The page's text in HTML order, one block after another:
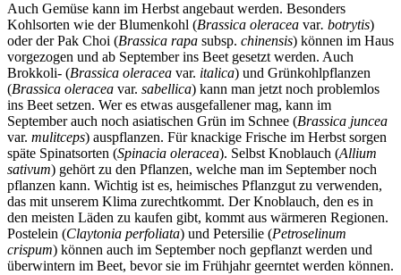
Auch Gemüse kann im Herbst angebaut werden. Besonders
Kohlsorten wie der Blumenkohl (Brassica oleracea var. botrytis)
oder der Pak Choi (Brassica rapa subsp. chinensis) können im Haus
vorgezogen und ab September ins Beet gesetzt werden. Auch
Brokkoli- (Brassica oleracea var. italica) und Grünkohlpflanzen
(Brassica oleracea var. sabellica) kann man jetzt noch problemlos
ins Beet setzen. Wer es etwas ausgefallener mag, kann im
September auch noch asiatischen Grün im Schnee (Brassica juncea
var. mulitceps) auspflanzen. Für knackige Frische im Herbst sorgen
späte Spinatsorten (Spinacia oleracea). Selbst Knoblauch (Allium
sativum) gehört zu den Pflanzen, welche man im September noch
pflanzen kann. Wichtig ist es, heimisches Pflanzgut zu verwenden,
das mit unserem Klima zurechtkommt. Der Knoblauch, den es in
den meisten Läden zu kaufen gibt, kommt aus wärmeren Regionen.
Postelein (Claytonia perfoliata) und Petersilie (Petroselinum
crispum) können auch im September noch gepflanzt werden und
überwintern im Beet, bevor sie im Frühjahr geerntet werden können.